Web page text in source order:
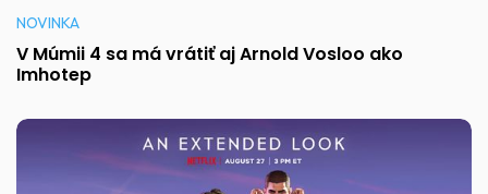
NOVINKA
V Múmii 4 sa má vrátiť aj Arnold Vosloo ako
Imhotep